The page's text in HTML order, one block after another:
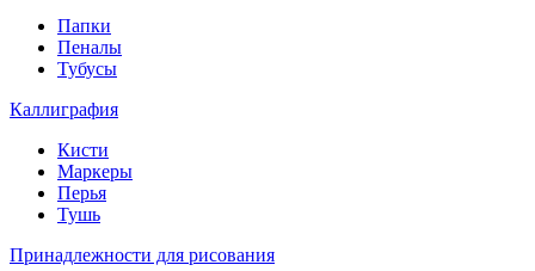
Папки
Пеналы
Тубусы
Каллиграфия
Кисти
Маркеры
Перья
Тушь
Принадлежности для рисования